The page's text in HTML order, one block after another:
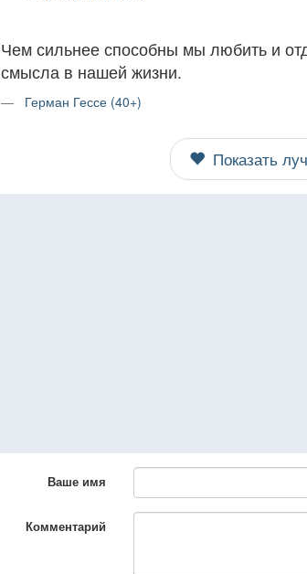
Чем сильнее способны мы любить и
смысла в нашей жизни.
Герман Гессе (40+)
Показать
Ваше имя
Комментарий